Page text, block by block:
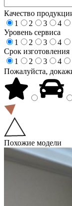
Качество
1
2 3 4
Уровень сервиса
1
2 3 4
Срок изготовления
1
2 3 4
Пожалуйста,
Похожие модели